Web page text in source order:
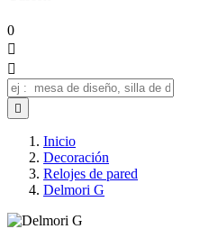
0



Inicio
Decoración
Relojes de pared
Delmori G